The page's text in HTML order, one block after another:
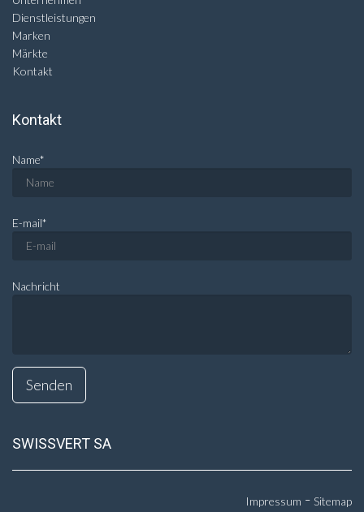
Dienstleistungen
Marken
Märkte
Kontakt
Kontakt
Name*
E-mail*
Nachricht
SWISSVERT SA
Impressum - Sitemap